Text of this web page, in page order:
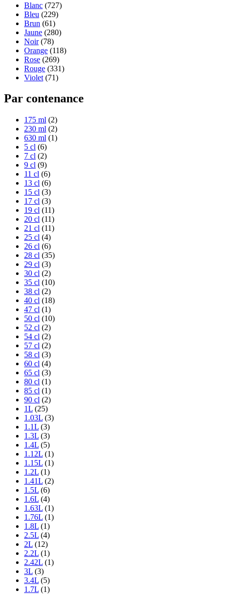
Blanc (727)
Bleu (229)
Brun (61)
Jaune (280)
Noir (78)
Orange (118)
Rose (269)
Rouge (331)
Violet (71)
Par contenance
175 ml (2)
230 ml (2)
630 ml (1)
5 cl (6)
7 cl (2)
9 cl (9)
11 cl (6)
13 cl (6)
15 cl (3)
17 cl (3)
19 cl (11)
20 cl (11)
21 cl (11)
25 cl (4)
26 cl (6)
28 cl (35)
29 cl (3)
30 cl (2)
35 cl (10)
38 cl (2)
40 cl (18)
47 cl (1)
50 cl (10)
52 cl (2)
54 cl (2)
57 cl (2)
58 cl (3)
60 cl (4)
65 cl (3)
80 cl (1)
85 cl (1)
90 cl (2)
1L (25)
1.03L (3)
1.1L (3)
1.3L (3)
1.4L (5)
1.12L (1)
1.15L (1)
1.2L (1)
1.41L (2)
1.5L (6)
1.6L (4)
1.63L (1)
1.76L (1)
1.8L (1)
2.5L (4)
2L (12)
2.2L (1)
2.42L (1)
3L (3)
3.4L (5)
1.7L (1)